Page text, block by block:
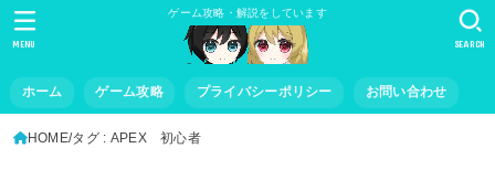
ゲーム攻略・解説をしています
ホーム ゲーム攻略 プライバシーポリシー お問い合わせ
SEARCH
MENU
HOME タグ : APEX 初心者